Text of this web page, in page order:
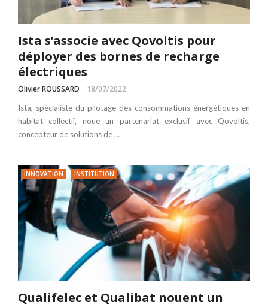
Ista s’associe avec Qovoltis pour
déployer des bornes de recharge
électriques
Olivier ROUSSARD 18/07/2022
Ista, spécialiste du pilotage des consommations énergétiques en
habitat collectif, noue un partenariat exclusif avec Qovoltis,
concepteur de solutions de ...
INNOVATION INSTITUTION
Qualifelec et Qualibat nouent un